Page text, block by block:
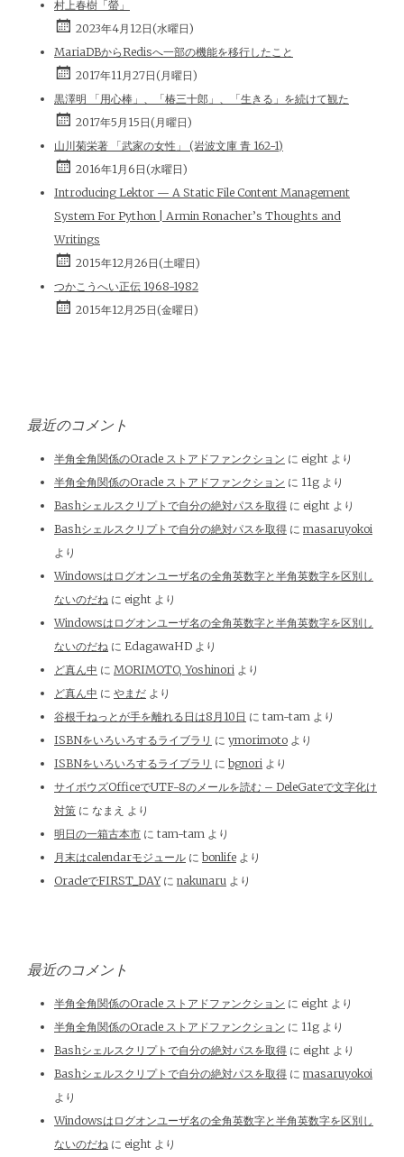
村上春樹「螢」
2023年4月12日(水曜日)
MariaDBからRedisへ一部の機能を移行したこと
2017年11月27日(月曜日)
黒澤明 「用心棒」、「椿三十郎」、「生きる」を続けて観た
2017年5月15日(月曜日)
山川菊栄著 「武家の女性」 (岩波文庫 青 162-1)
2016年1月6日(水曜日)
Introducing Lektor — A Static File Content Management
System For Python | Armin Ronacher’s Thoughts and
Writings
2015年12月26日(土曜日)
つかこうへい正伝 1968-1982
2015年12月25日(金曜日)
最近のコメント
半角全角関係のOracle ストアドファンクション に eight より
半角全角関係のOracle ストアドファンクション に 11g より
Bashシェルスクリプトで自分の絶対パスを取得 に eight より
Bashシェルスクリプトで自分の絶対パスを取得 に masaruyokoi
より
Windowsはログオンユーザ名の全角英数字と半角英数字を区別し
ないのだね に eight より
Windowsはログオンユーザ名の全角英数字と半角英数字を区別し
ないのだね に EdagawaHD より
ど真ん中 に MORIMOTO, Yoshinori より
ど真ん中 に やまだ より
谷根千ねっとが手を離れる日は8月10日 に tam-tam より
ISBNをいろいろするライブラリ に ymorimoto より
ISBNをいろいろするライブラリ に bgnori より
サイボウズOfficeでUTF-8のメールを読む – DeleGateで文字化け
対策 に なまえ より
明日の一箱古本市 に tam-tam より
月末はcalendarモジュール に bonlife より
OracleでFIRST_DAYに nakunaru より
最近のコメント
半角全角関係のOracle ストアドファンクション に eight より
半角全角関係のOracle ストアドファンクション に 11g より
Bashシェルスクリプトで自分の絶対パスを取得 に eight より
Bashシェルスクリプトで自分の絶対パスを取得 に masaruyokoi
より
Windowsはログオンユーザ名の全角英数字と半角英数字を区別し
ないのだね に eight より